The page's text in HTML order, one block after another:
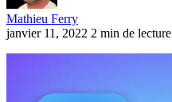
Mathieu Ferry
janvier 11, 2022 2 min de lecture